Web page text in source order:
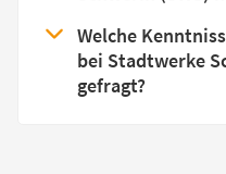
Welche
bei Stadtwerke
gefragt?